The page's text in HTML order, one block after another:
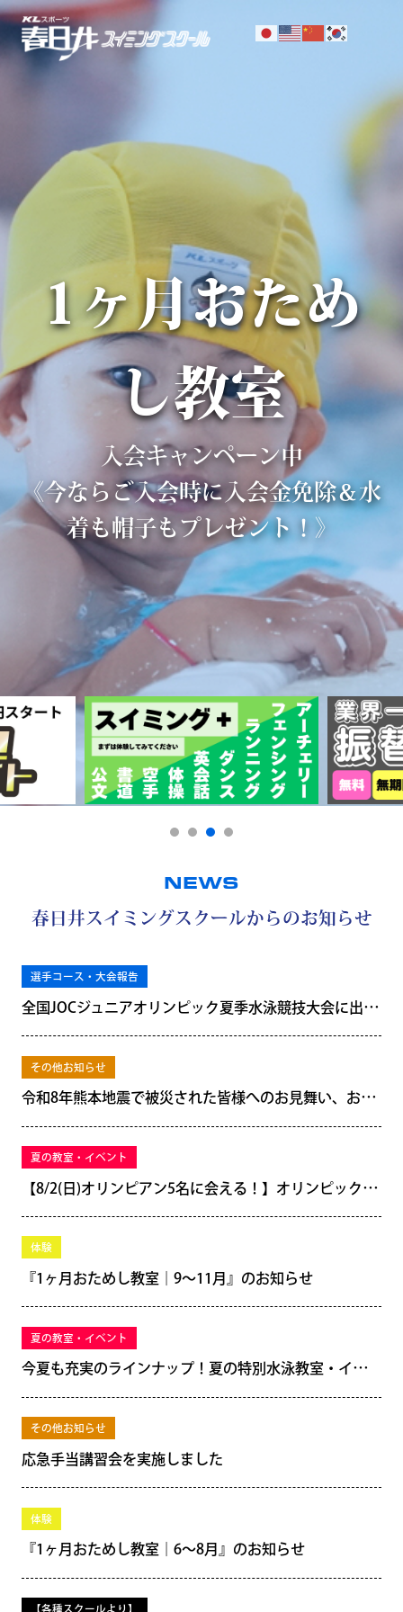
1ヶ月おため
し教室
入会キャンペーン中
《今ならご入会時に入会金免除＆水
着も帽子もプレゼント！》
NEWS
春日井スイミングスクールからのお知らせ
選手コース・大会報告
全国JOCジュニアオリンピック夏季水泳競技大会に出場します！
その他お知らせ
令和8年熊本地震で被災された皆様へのお見舞い、およびインターハイ出場校への練習場所・移動手段の提供について
夏の教室・イベント
【8/2(日)オリンピアン5名に会える！】オリンピック金・銀・銅のメダルが見れる貴重な機会！【予約制】
体験
『1ヶ月おためし教室｜9～11月』のお知らせ
夏の教室・イベント
今夏も充実のラインナップ！夏の特別水泳教室・イベントのご案内
その他お知らせ
応急手当講習会を実施しました
体験
『1ヶ月おためし教室｜6～8月』のお知らせ
【各種スクールより】